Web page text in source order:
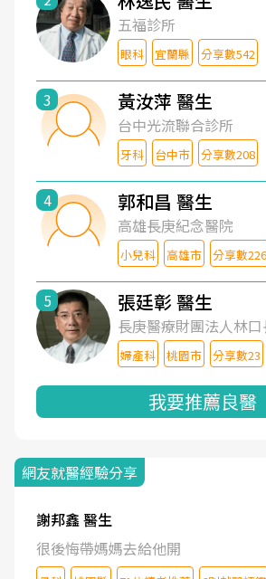
五福診所
眼科 宜蘭縣 分享數542
3 黃汝萍 醫生
台中光流聯合診所
牙科 台中市 分享數208
4 郭和昌 醫生
高雄長庚紀念醫院
小兒科 高雄市 分享數226
5 張廷彰 醫生
長庚醫療財團法人林
婦產科 桃園市 分享數23
我要推薦良醫
網友就醫經驗分享
謝邦鑫 醫生
很後悔帶媽媽去給他開